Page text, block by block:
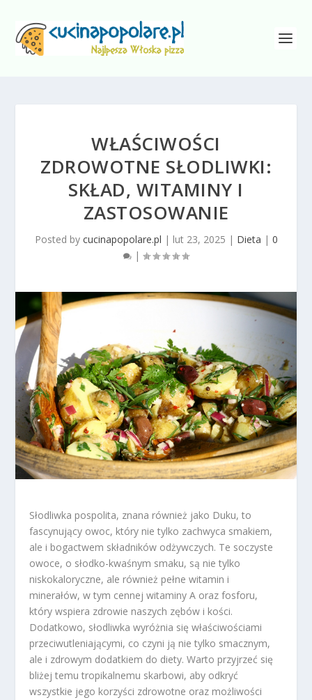
WŁAŚCIWOŚCI
ZDROWOTNE SŁODLIWKI:
SKŁAD, WITAMINY I
ZASTOSOWANIE
Posted by cucinapopolare.pl | lut 23, 2025 | Dieta | 0
|
Słodliwka pospolita, znana również jako Duku, to
fascynujący owoc, który nie tylko zachwyca smakiem,
ale i bogactwem składników odżywczych. Te soczyste
owoce, o słodko-kwaśnym smaku, są nie tylko
niskokaloryczne, ale również pełne witamin i
minerałów, w tym cennej witaminy A oraz fosforu,
który wspiera zdrowie naszych zębów i kości.
Dodatkowo, słodliwka wyróżnia się właściwościami
przeciwutleniającymi, co czyni ją nie tylko smacznym,
ale i zdrowym dodatkiem do diety. Warto przyjrzeć się
bliżej temu tropikalnemu skarbowi, aby odkryć
wszystkie jego korzyści zdrowotne oraz możliwości